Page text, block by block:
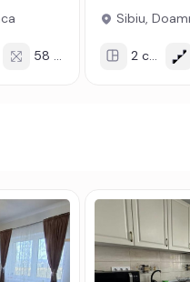
58 mp
Sibiu,
2 cam